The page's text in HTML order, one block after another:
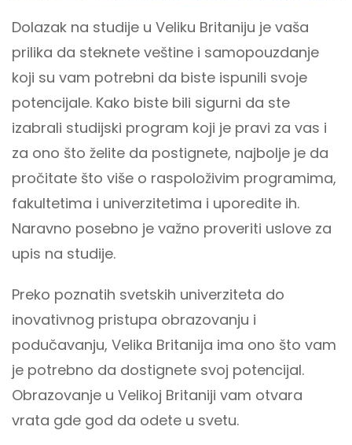
Dolazak na studije u Veliku Britaniju je vaša
prilika da steknete veštine i samopouzdanje
koji su vam potrebni da biste ispunili svoje
potencijale. Kako biste bili sigurni da ste
izabrali studijski program koji je pravi za vas i
za ono što želite da postignete, najbolje je da
pročitate što više o raspoloživim programima,
fakultetima i univerzitetima i uporedite ih.
Naravno posebno je važno proveriti uslove za
upis na studije.
Preko poznatih svetskih univerziteta do
inovativnog pristupa obrazovanju i
podučavanju, Velika Britanija ima ono što vam
je potrebno da dostignete svoj potencijal.
Obrazovanje u Velikoj Britaniji vam otvara
vrata gde god da odete u svetu.